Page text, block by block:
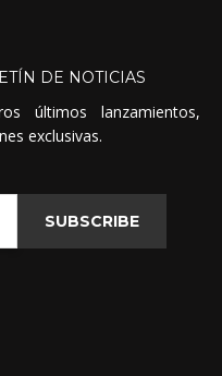
DE NOTICIAS
últimos lanzamientos,
exclusivas.
SUBSCRIBE